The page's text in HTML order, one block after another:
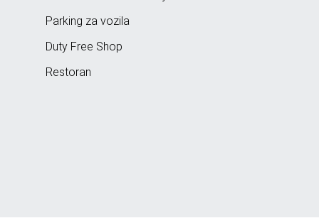
Parking za vozila
Duty Free Shop
Restoran